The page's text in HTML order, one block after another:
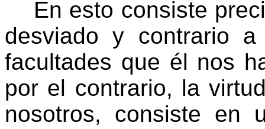
En esto consiste
desviado y contrario
facultades que él nos
por el contrario, la
nosotros, consiste en